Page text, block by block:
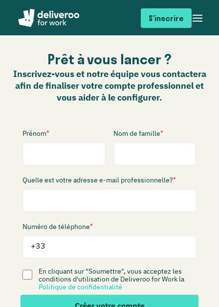
S’inscrire
Prêt à vous lancer ?
Inscrivez-vous et notre équipe vous contactera
afin de finaliser votre compte professionnel et
vous aider à le configurer.